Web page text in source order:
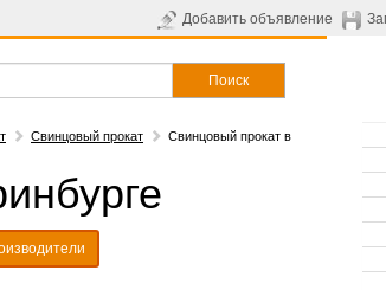
Добавить объявление
Поиск
Свинцовый прокат
Свинцовый прокат в